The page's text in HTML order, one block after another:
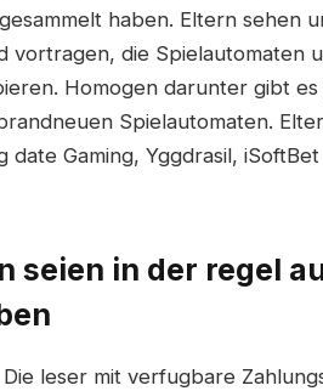
haben. Eltern sehen
vortragen, die Spielautomaten
Homogen darunter gibt
Spielautomaten.
date Gaming, Yggdrasil,
seien in der regel
leser mit verfugbare